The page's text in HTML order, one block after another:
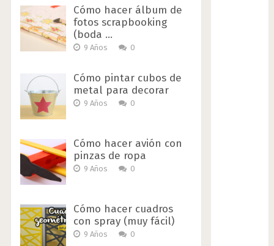
Cómo hacer álbum de
fotos scrapbooking
(boda …
9 Años 0
Cómo pintar cubos de
metal para decorar
9 Años 0
Cómo hacer avión con
pinzas de ropa
9 Años 0
Cómo hacer cuadros
con spray (muy fácil)
9 Años 0